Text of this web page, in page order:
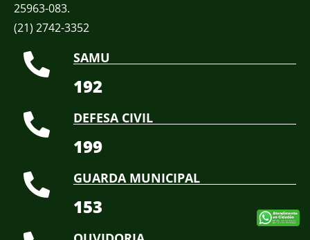
25963-083.
(21) 2742-3352​
SAMU
192
DEFESA CIVIL
199
GUARDA MUNICIPAL
153